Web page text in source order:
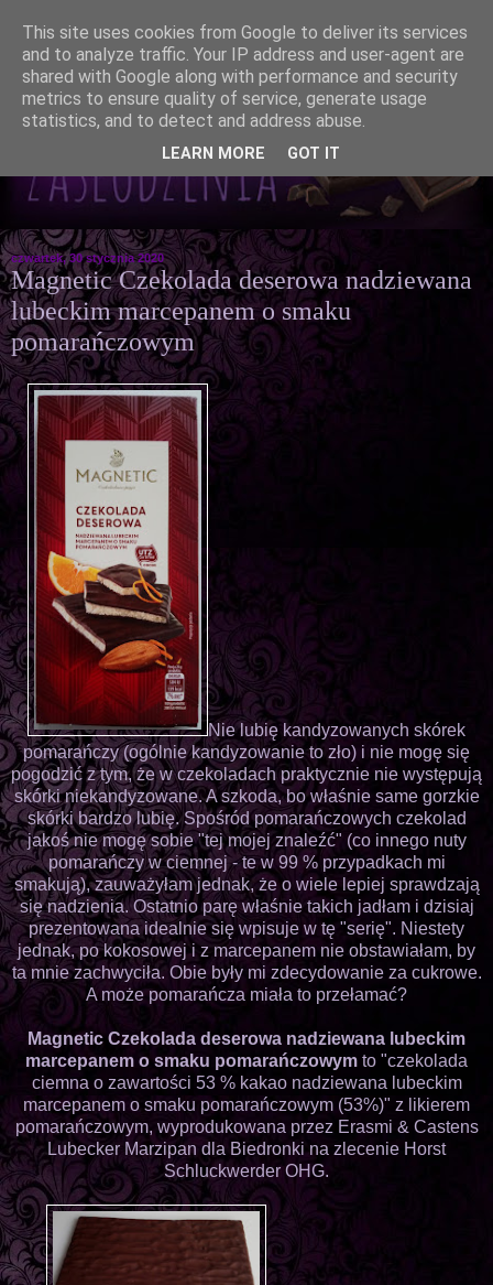
czwartek, 30 stycznia 2020
Magnetic Czekolada deserowa nadziewana
lubeckim marcepanem o smaku
pomarańczowym
Nie lubię kandyzowanych skórek
pomarańczy (ogólnie kandyzowanie to zło) i nie mogę się
pogodzić z tym, że w czekoladach praktycznie nie występują
skórki niekandyzowane. A szkoda, bo właśnie same gorzkie
skórki bardzo lubię. Spośród pomarańczowych czekolad
jakoś nie mogę sobie "tej mojej znaleźć" (co innego nuty
pomarańczy w ciemnej - te w 99 % przypadkach mi
smakują), zauważyłam jednak, że o wiele lepiej sprawdzają
się nadzienia. Ostatnio parę właśnie takich jadłam i dzisiaj
prezentowana idealnie się wpisuje w tę "serię". Niestety
jednak, po kokosowej i z marcepanem nie obstawiałam, by
ta mnie zachwyciła. Obie były mi zdecydowanie za cukrowe.
A może pomarańcza miała to przełamać?
Magnetic Czekolada deserowa nadziewana lubeckim
marcepanem o smaku pomarańczowym to "czekolada
ciemna o zawartości 53 % kakao nadziewana lubeckim
marcepanem o smaku pomarańczowym (53%)" z likierem
pomarańczowym, wyprodukowana przez Erasmi & Castens
Lubecker Marzipan dla Biedronki na zlecenie Horst
Schluckwerder OHG.
This site uses cookies from Google to deliver its services
and to analyze traffic. Your IP address and user-agent are
shared with Google along with performance and security
metrics to ensure quality of service, generate usage
statistics, and to detect and address abuse.
LEARN MORE GOT IT